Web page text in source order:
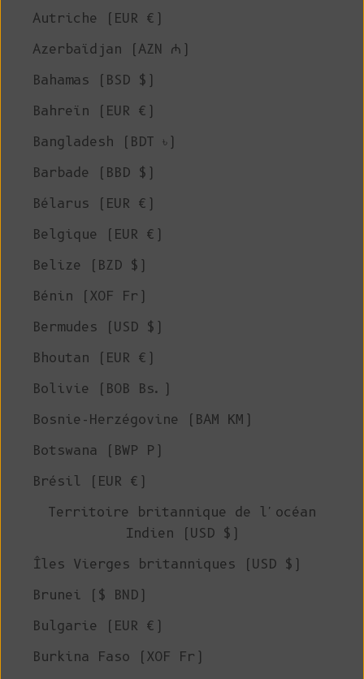
Autriche (EUR €)
Azerbaïdjan (AZN ₼)
Bahamas (BSD $)
Bahreïn (EUR €)
Bangladesh (BDT ৳)
Barbade (BBD $)
Bélarus (EUR €)
Belgique (EUR €)
Belize (BZD $)
Bénin (XOF Fr)
Bermudes (USD $)
Bhoutan (EUR €)
Bolivie (BOB Bs.)
Bosnie-Herzégovine (BAM КМ)
Botswana (BWP P)
Brésil (EUR €)
Territoire britannique de l'océan
Indien (USD $)
Îles Vierges britanniques (USD $)
Brunei ($ BND)
Bulgarie (EUR €)
Burkina Faso (XOF Fr)